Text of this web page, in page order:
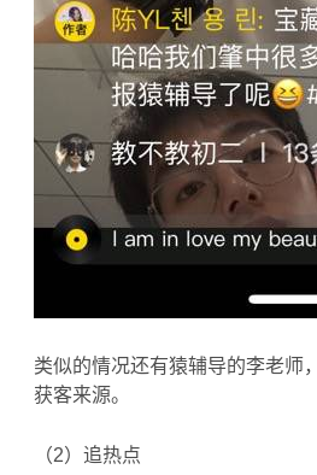
类似的情况还有猿辅导的李老师
获客来源。
（2）追热点